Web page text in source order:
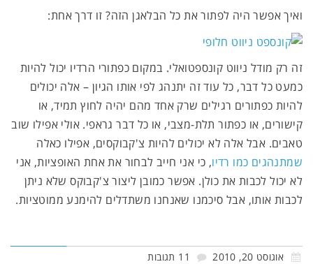
ואיך אפשר היה לפתור את כל הבלאגן הזה? זו דרך אחת:
זה רק מודל ניווט קונספטואלי. במקום כפתורי הרדיו יכול להיות
כמעט כל דבר, כל עוד זה יתנהג לפי אותו הגיון – אלה יכולים
להיות כפתורים רגילים שרק אחד מהם יהיה לחוץ תמיד, או
קישורים, או כפתור תלת-מצבי, או כל דבר גראפי. אולי אפילו שוב
טאבים. אבל אלה לא יכולים להיות צ'קבוקסים, אפילו כאלה
שמתנהגים כמו רדיו, כי אני חייב לבחור את אחת האופציות, אני
לא יכול לכבות את כולן. אפשר כמובן ליצור צ'קבוקס שלא ניתן
לכבות אותו, אבל סיכמנו שאנחנו משתדלים להימנע ממוטציות.
אוגוסט 20, 2010 11 תגובות